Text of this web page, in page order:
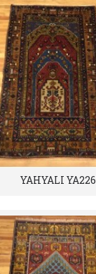
YAHYALI YA226